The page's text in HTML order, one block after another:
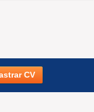
CV